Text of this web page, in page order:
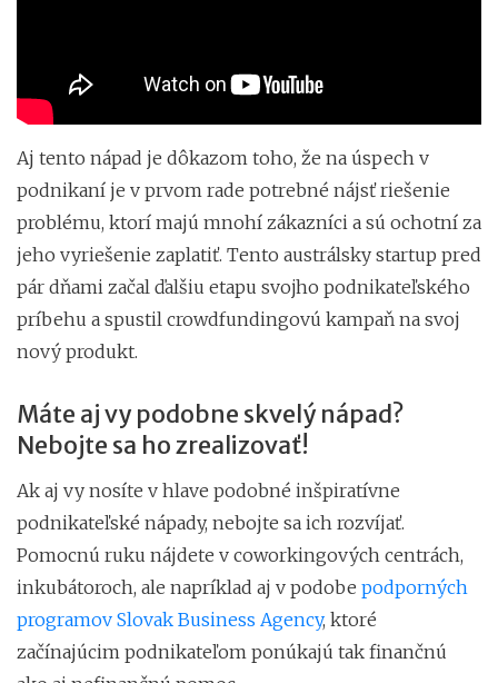
Aj tento nápad je dôkazom toho, že na úspech v
podnikaní je v prvom rade potrebné nájsť riešenie
problému, ktorí majú mnohí zákazníci a sú ochotní za
jeho vyriešenie zaplatiť. Tento austrálsky startup pred
pár dňami začal ďalšiu etapu svojho podnikateľského
príbehu a spustil crowdfundingovú kampaň na svoj
nový produkt.
Máte aj vy podobne skvelý nápad?
Nebojte sa ho zrealizovať!
Ak aj vy nosíte v hlave podobné inšpiratívne
podnikateľské nápady, nebojte sa ich rozvíjať.
Pomocnú ruku nájdete v coworkingových centrách,
inkubátoroch, ale napríklad aj v podobe podporných
programov Slovak Business Agency, ktoré
začínajúcim podnikateľom ponúkajú tak finančnú